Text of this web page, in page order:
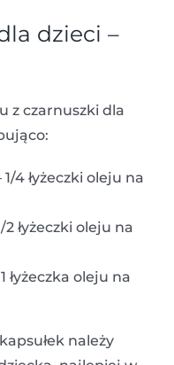
dzieci –
z czarnuszki dla
4 łyżeczki oleju na
łyżeczki oleju na
łyżeczka oleju na
należy